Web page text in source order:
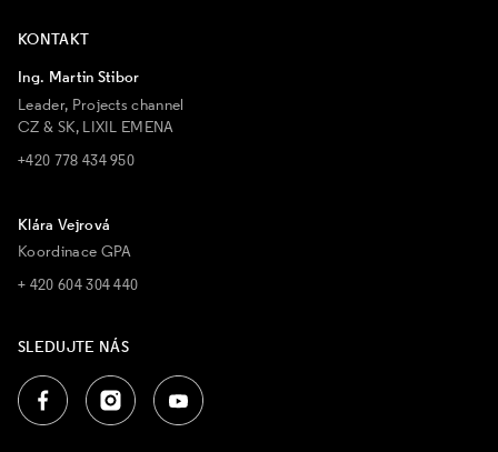
KONTAKT
Ing. Martin Stibor
Leader, Projects channel
CZ & SK, LIXIL EMENA
+420 778 434 950
Klára Vejrová
Koordinace GPA
+ 420 604 304 440
SLEDUJTE NÁS